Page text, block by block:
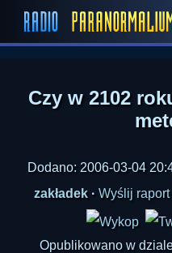
Czy w 2102
Dodano: 2006-03-04
zakładek · Wyślij raport
Opublikowano w